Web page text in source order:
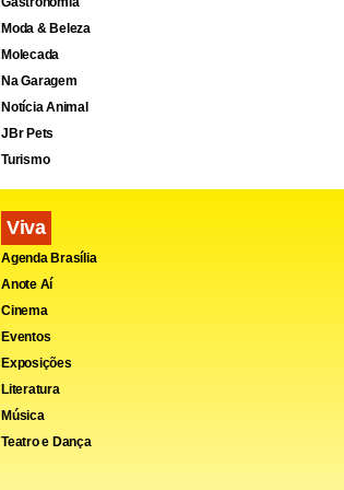
Data: 28/11 (domingo)
Hora: 17h
Local: Museu da República
Moda & Beleza
Molecada
Na Garagem
Notícia Animal
JBr Pets
Turismo
Viva
Agenda Brasília
Anote Aí
Cinema
Eventos
Exposições
Literatura
Música
Teatro e Dança